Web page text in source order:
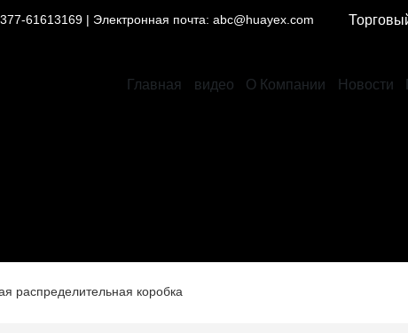
377-61613169 | Электронная почта: abc@huayex.com
Главная видео О Компании Новости
распределительная коробка